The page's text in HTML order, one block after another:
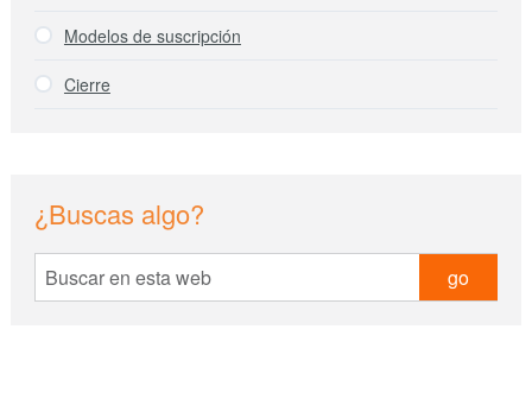
Modelos de suscripción
Cierre
¿Buscas algo?
Buscar
en